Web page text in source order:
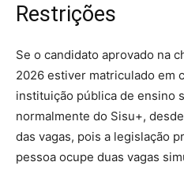
Restrições
Se o candidato aprovado na
2026 estiver matriculado em
instituição pública de ensino
normalmente do Sisu+,
das vagas, pois a legislação
pessoa ocupe duas vagas